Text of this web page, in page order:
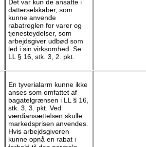
Det var kun de ansatte i
datterselskaber, som
kunne anvende
rabatreglen for varer og
tjenesteydelser, som
arbejdsgiver udbød som
led i sin virksomhed. Se
LL § 16, stk. 3, 2. pkt.
En tyverialarm kunne ikke
anses som omfattet af
bagatelgrænsen i LL § 16,
stk. 3, 3. pkt. Ved
værdiansættelsen skulle
markedsprisen anvendes.
Hvis arbejdsgiveren
kunne opnå en rabat i